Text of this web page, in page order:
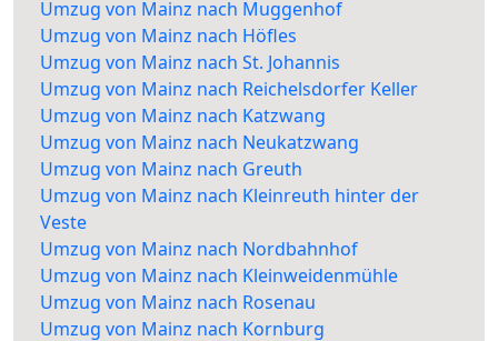
Umzug von Mainz nach Muggenhof
Umzug von Mainz nach Höfles
Umzug von Mainz nach St. Johannis
Umzug von Mainz nach Reichelsdorfer Keller
Umzug von Mainz nach Katzwang
Umzug von Mainz nach Neukatzwang
Umzug von Mainz nach Greuth
Umzug von Mainz nach Kleinreuth hinter der
Veste
Umzug von Mainz nach Nordbahnhof
Umzug von Mainz nach Kleinweidenmühle
Umzug von Mainz nach Rosenau
Umzug von Mainz nach Kornburg